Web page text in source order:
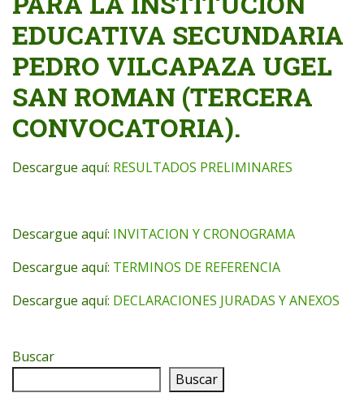
EDUCATIVA SECUNDARIA
PEDRO VILCAPAZA UGEL
SAN ROMAN (TERCERA
CONVOCATORIA).
Descargue aquí: RESULTADOS PRELIMINARES
Descargue aquí: INVITACION Y CRONOGRAMA
Descargue aquí: TERMINOS DE REFERENCIA
Descargue aquí: DECLARACIONES JURADAS Y ANEXOS
Buscar
Buscar